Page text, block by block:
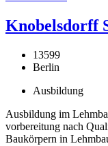
Knobelsdorff
13599
Berlin
Ausbildung
Ausbildung im
vorbereitung nach
Baukörpern in